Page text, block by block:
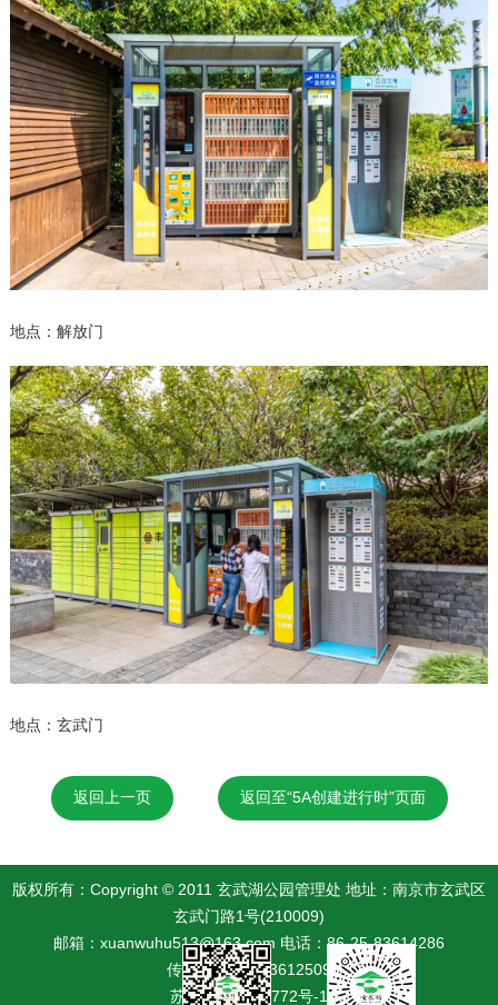
地点：解放门
地点：玄武门
返回上一页 返回至“5A创建进行时”页面
版权所有：Copyright © 2011 玄武湖公园管理处 地址：南京市玄武区
玄武门路1号(210009)
邮箱：xuanwuhu513@163.com 电话：86-25-83614286
传真：86-25-83612509
苏ICP备19042772号-1